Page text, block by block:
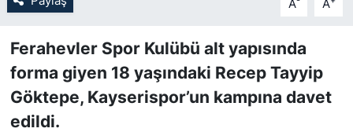
A A
Ferahevler Spor Kulübü alt yapısında
forma giyen 18 yaşındaki Recep Tayyip
Göktepe, Kayserispor’un kampına davet
edildi.
SARIYER İMAR BARIŞI
SEKTÖR
SİYASET